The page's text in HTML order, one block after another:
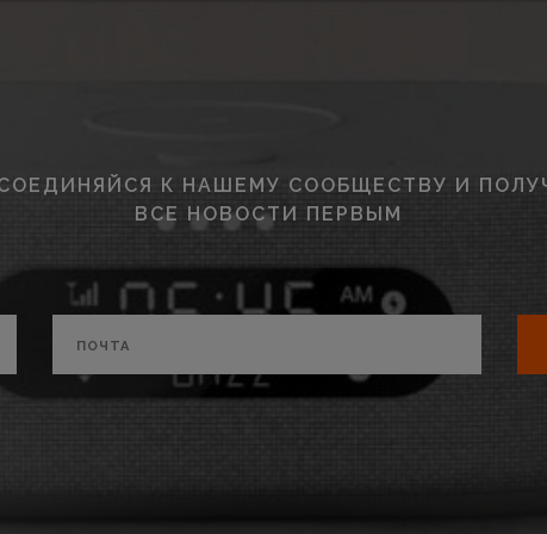
К НАШЕМУ СООБЩЕСТВУ И
ВСЕ НОВОСТИ ПЕРВЫМ